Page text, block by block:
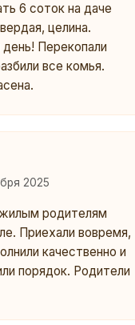
6 соток на даче
целина.
день! Перекопали
все комья.
2025
родителям
Приехали вовремя,
качественно и
порядок. Родители